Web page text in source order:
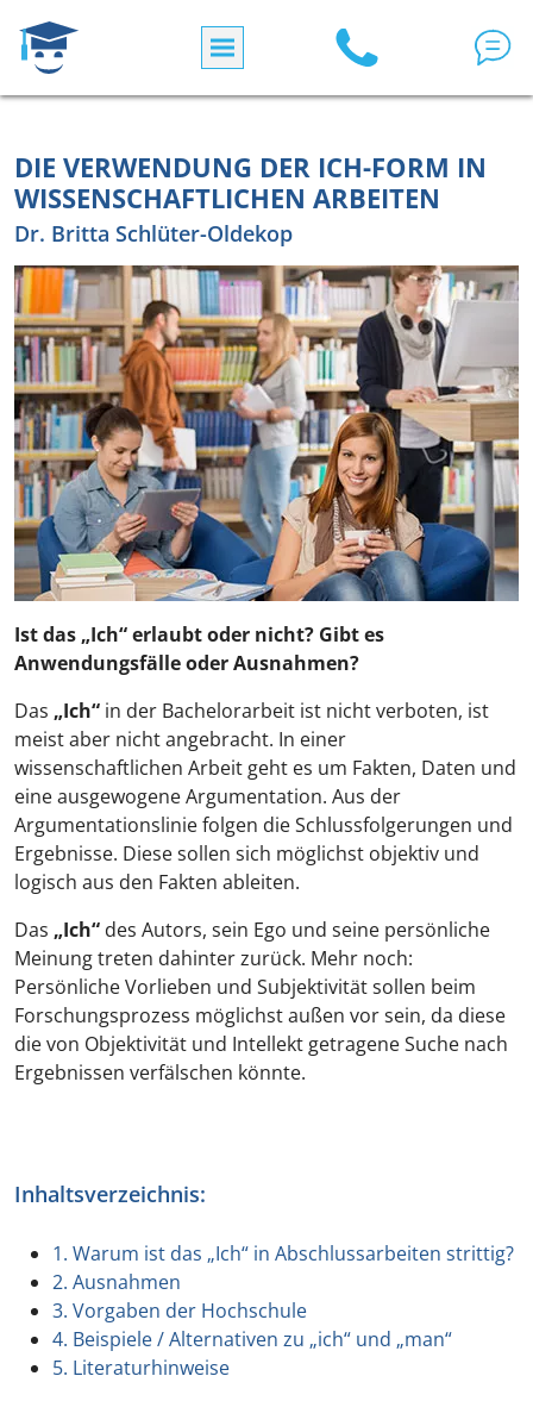
DIE VERWENDUNG DER ICH-FORM IN
WISSENSCHAFTLICHEN ARBEITEN
Dr. Britta Schlüter-Oldekop
Ist das „Ich“ erlaubt oder nicht? Gibt es
Anwendungsfälle oder Ausnahmen?
Das „Ich“ in der Bachelorarbeit ist nicht verboten, ist
meist aber nicht angebracht. In einer
wissenschaftlichen Arbeit geht es um Fakten, Daten und
eine ausgewogene Argumentation. Aus der
Argumentationslinie folgen die Schlussfolgerungen und
Ergebnisse. Diese sollen sich möglichst objektiv und
logisch aus den Fakten ableiten.
Das „Ich“ des Autors, sein Ego und seine persönliche
Meinung treten dahinter zurück. Mehr noch:
Persönliche Vorlieben und Subjektivität sollen beim
Forschungsprozess möglichst außen vor sein, da diese
die von Objektivität und Intellekt getragene Suche nach
Ergebnissen verfälschen könnte.
Inhaltsverzeichnis:
1. Warum ist das „Ich“ in Abschlussarbeiten strittig?
2. Ausnahmen
3. Vorgaben der Hochschule
4. Beispiele / Alternativen zu „ich“ und „man“
5. Literaturhinweise